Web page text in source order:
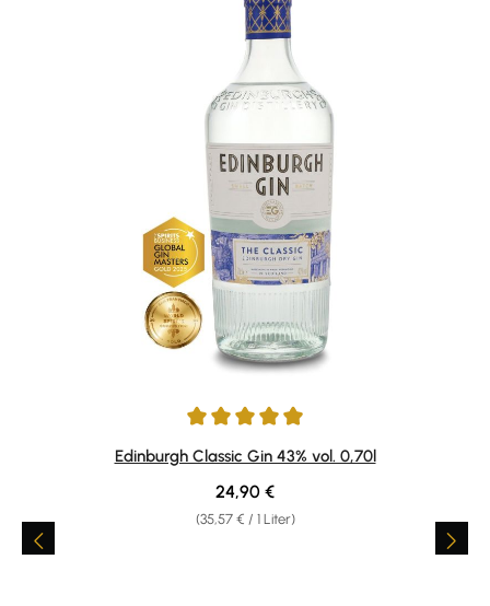
Durchschnittliche Bewertung von 4.89 von 5 Sternen
Edinburgh Classic Gin 43% vol. 0,70l
(35,57 € / 1 Liter)
Regulärer Preis:
24,90 €